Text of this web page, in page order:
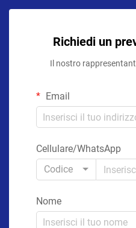
Richiedi un
Il nostro
Email
Cellulare/WhatsApp
Codice
Nome